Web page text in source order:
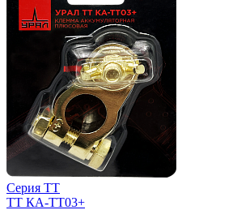
Серия ТТ
ТТ КА-ТТ03+